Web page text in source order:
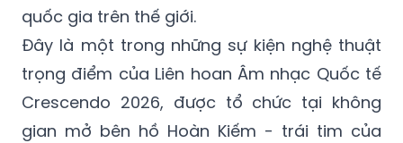
quốc gia trên thế giới.
Đây là một trong những sự kiện nghệ thuật
trọng điểm của Liên hoan Âm nhạc Quốc tế
Crescendo 2026, được tổ chức tại không
gian mở bên hồ Hoàn Kiếm - trái tim của